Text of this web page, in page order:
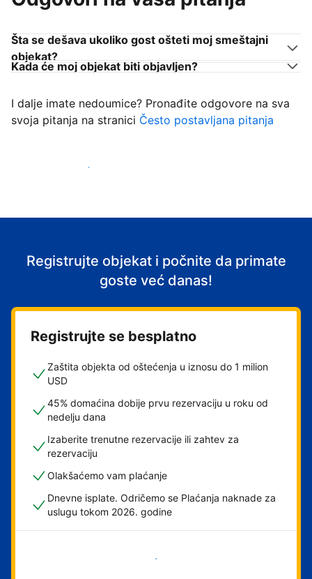
Šta se dešava ukoliko gost ošteti moj smeštajni
objekat?
Kada će moj objekat biti objavljen?
I dalje imate nedoumice? Pronađite odgovore na sva
svoja pitanja na stranici Često postavljana pitanja
Počnite da primate goste
Registrujte objekat i počnite da primate
goste već danas!
Registrujte se besplatno
Zaštita objekta od oštećenja u iznosu do 1 milion
USD
45% domaćina dobije prvu rezervaciju u roku od
nedelju dana
Izaberite trenutne rezervacije ili zahtev za
rezervaciju
Olakšaćemo vam plaćanje
Dnevne isplate. Odričemo se Plaćanja naknade za
uslugu tokom 2026. godine
Počnite odmah